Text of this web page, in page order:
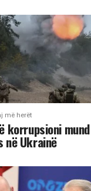
më herët
korrupsioni
në Ukrainë